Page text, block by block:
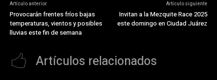
Artículo anterior
Provocarán frentes fríos bajas
temperaturas, vientos y posibles
lluvias este fin de semana
Artículo siguiente
Invitan a la Mezquite Race 2025
este domingo en Ciudad Juárez
Artículos relacionados